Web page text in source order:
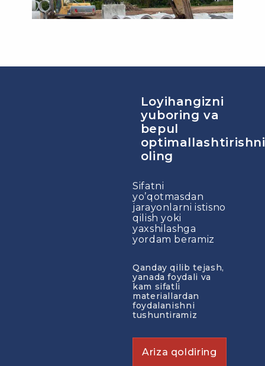
Loyihangizni
yuboring va
bepul
optimallashtirishni
oling
Sifatni
yo’qotmasdan
jarayonlarni istisno
qilish yoki
yaxshilashga
yordam beramiz
Qanday qilib tejash,
yanada foydali va
kam sifatli
materiallardan
foydalanishni
tushuntiramiz
Ariza qoldiring